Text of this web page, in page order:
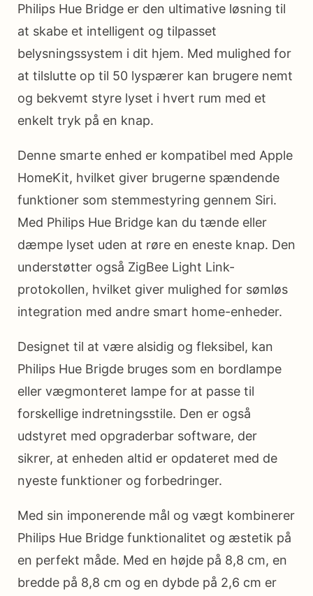
Philips Hue Bridge er den ultimative løsning til
at skabe et intelligent og tilpasset
belysningssystem i dit hjem. Med mulighed for
at tilslutte op til 50 lyspærer kan brugere nemt
og bekvemt styre lyset i hvert rum med et
enkelt tryk på en knap.
Denne smarte enhed er kompatibel med Apple
HomeKit, hvilket giver brugerne spændende
funktioner som stemmestyring gennem Siri.
Med Philips Hue Bridge kan du tænde eller
dæmpe lyset uden at røre en eneste knap. Den
understøtter også ZigBee Light Link-
protokollen, hvilket giver mulighed for sømløs
integration med andre smart home-enheder.
Designet til at være alsidig og fleksibel, kan
Philips Hue Brigde bruges som en bordlampe
eller vægmonteret lampe for at passe til
forskellige indretningsstile. Den er også
udstyret med opgraderbar software, der
sikrer, at enheden altid er opdateret med de
nyeste funktioner og forbedringer.
Med sin imponerende mål og vægt kombinerer
Philips Hue Bridge funktionalitet og æstetik på
en perfekt måde. Med en højde på 8,8 cm, en
bredde på 8,8 cm og en dybde på 2,6 cm er